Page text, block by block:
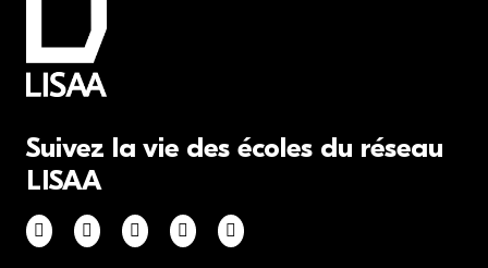
Suivez la vie des écoles du réseau
LISAA